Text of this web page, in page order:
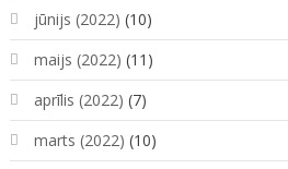
jūnijs (2022) (10)
maijs (2022) (11)
aprīlis (2022) (7)
marts (2022) (10)